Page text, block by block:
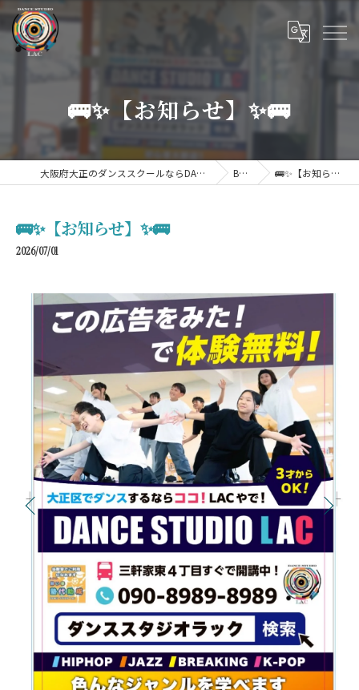
🚌✨【お知らせ】✨🚌
大阪府大正のダンススクールならDANCE STUDIO LAC BLOG 🚌✨【お知らせ】✨🚌
🚌✨【お知らせ】✨🚌
2026/07/01